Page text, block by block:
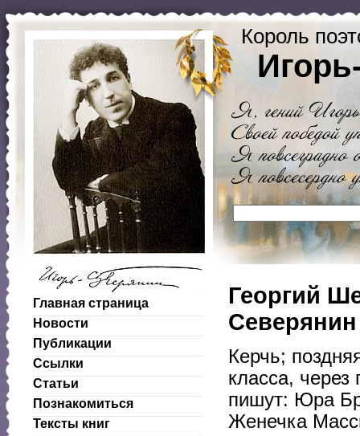
Король
Главная страница
Новости
Публикации
Ссылки
Статьи
Познакомиться
Тексты книг
Георгий
Северянин
Керчь;
класса,
пишут: Юра
Женечка